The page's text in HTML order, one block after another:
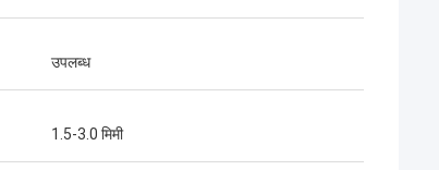
उपलब्ध
1.5-3.0 मिमी